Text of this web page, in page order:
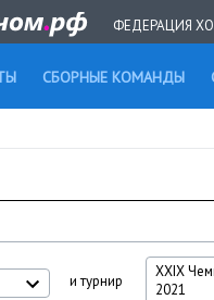
ФЕДЕРАЦИЯ
СБОРНЫЕ КОМАНДЫ
и турнир
XXIX
2021